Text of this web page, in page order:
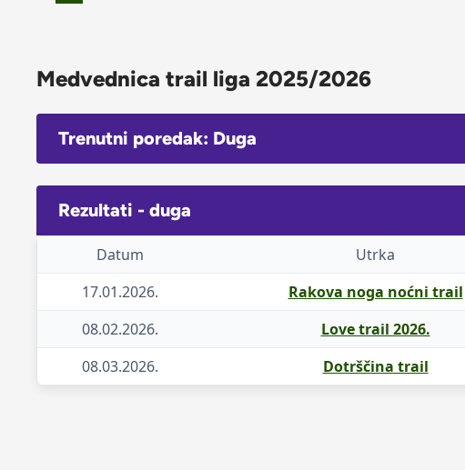
Medvednica trail liga 2025/2026
Trenutni poredak: Duga
Rezultati - duga
Datum Utrka
17.01.2026.
Rakova noga noćni trail
08.02.2026.
Love trail 2026.
08.03.2026.
Dotrščina trail